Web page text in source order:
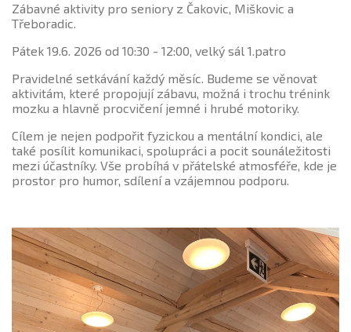
Zábavné aktivity pro seniory z Čakovic, Miškovic a
Třeboradic.
Pátek 19.6. 2026 od 10:30 - 12:00, velký sál 1.patro
Pravidelné setkávání každý měsíc. Budeme se věnovat
aktivitám, které propojují zábavu, možná i trochu trénink
mozku a hlavně procvičení jemné i hrubé motoriky.
Cílem je nejen podpořit fyzickou a mentální kondici, ale
také posílit komunikaci, spolupráci a pocit sounáležitosti
mezi účastníky. Vše probíhá v přátelské atmosféře, kde je
prostor pro humor, sdílení a vzájemnou podporu.